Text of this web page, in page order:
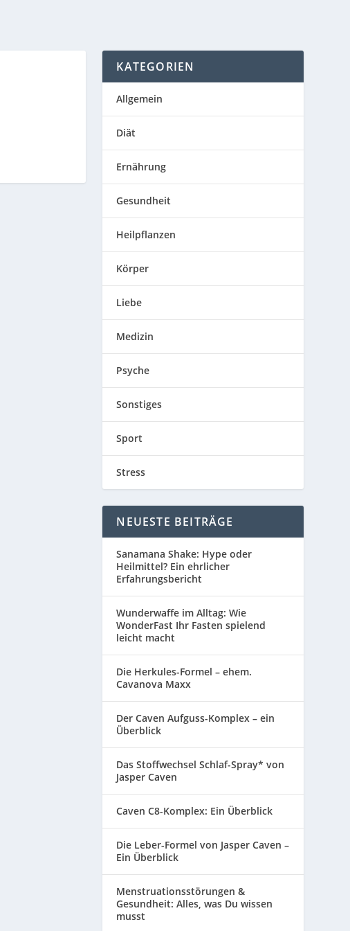
KATEGORIEN
Allgemein
Diät
Ernährung
Gesundheit
Heilpflanzen
Körper
Liebe
Medizin
Psyche
Sonstiges
Sport
Stress
NEUESTE BEITRÄGE
Sanamana Shake: Hype oder
Heilmittel? Ein ehrlicher
Erfahrungsbericht
Wunderwaffe im Alltag: Wie
WonderFast Ihr Fasten spielend
leicht macht
Die Herkules-Formel – ehem.
Cavanova Maxx
Der Caven Aufguss-Komplex – ein
Überblick
Das Stoffwechsel Schlaf-Spray* von
Jasper Caven
Caven C8-Komplex: Ein Überblick
Die Leber-Formel von Jasper Caven –
Ein Überblick
Menstruationsstörungen &
Gesundheit: Alles, was Du wissen
musst